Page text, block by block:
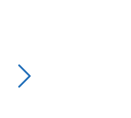
Seuraava